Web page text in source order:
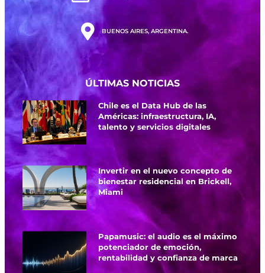
BUENOS AIRES, ARGENTINA.
ÚLTIMAS NOTICIAS
Chile es el Data Hub de las
Américas: infraestructura, IA,
talento y servicios digitales
Invertir en el nuevo concepto de
bienestar residencial en Brickell,
Miami
Papamusic: el audio es el máximo
potenciador de emoción,
rentabilidad y confianza de marca